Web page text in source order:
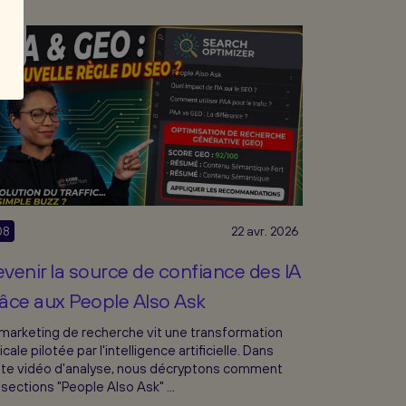
22 avr. 2026
la source de confiance des IA
aux People Also Ask
de recherche vit une transformation
pilotée par l'intelligence artificielle. Dans
vidéo d'analyse, nous décryptons comment
"People Also Ask" ...